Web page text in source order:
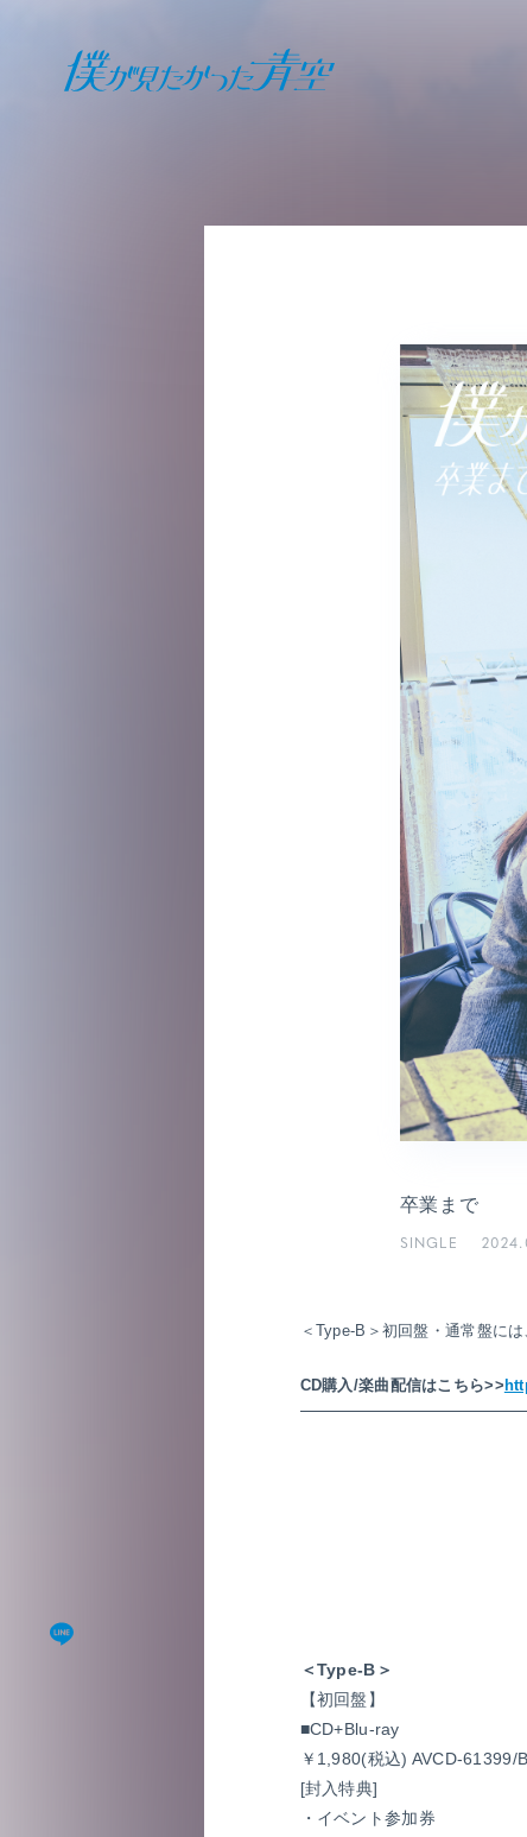
STAFF BLOG
動画/短編動画
僕青相性診断
直感！推し探し
卒業まで
SINGLE
＜Type-B＞初回盤・通常盤に
CD購入/楽曲配信はこちら>>
＜Type-B＞
【初回盤】
■CD+Blu-ray
￥1,980(税込) AVCD-61399/B
[封入特典]
・イベント参加券